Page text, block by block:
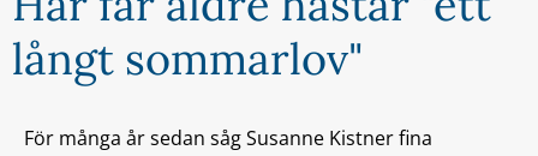
långt sommarlov"
För många år sedan såg Susanne Kistner fina